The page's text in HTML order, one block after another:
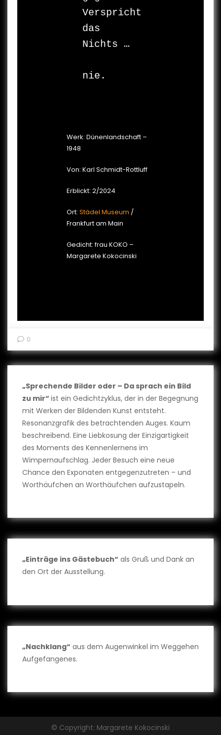
Verspricht
das
Nichts …
nie.
Werk: Dünenlandschaft –
1948
Von: Karl Schmidt-Rottluff
Erblickt: 2/2024
Ort: Städel Museum /
Frankfurt am Main
Gedicht: frau KOKO –
Margarete Kokocinski
0
„Sprechende Bilder oder – Da sprach ein Bild
zu mir“ ist ein Gedichtzyklus, der in der Begegnung
mit Werken der Bildenden Kunst entsteht.
Resonanzgrafik des betrachtenden Auges. Kaum
beschreibend. Eine Liebkosung der Einzigartigkeit
des Moments des Kennenlernens im
Wimpernaufschlag. Jeder Besuch eine neue
Chance den Exponaten entgegenzutreten – und
Worthäufchen an Worthäufchen aufzustapeln.
„Einträge ins Gästebuch“ als Gruß und Dank an
den Ort der Ausstellung.
„Nachklang“ aus dem Augenwinkel im Weggehen
Aufgefangenes.
© Copyright: Margarete Kokocinski